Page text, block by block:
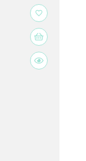
favorite_border